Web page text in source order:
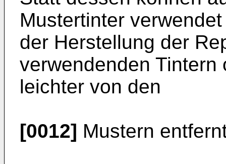
Mustertinter
der Herstellung der
verwendenden
leichter von den
[0012] Mustern